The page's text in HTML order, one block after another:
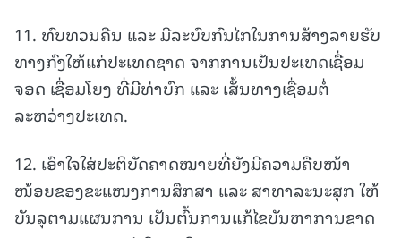
11. ທົບທວນຄືນ ແລະ ມີລະບົບກົນໄກໃນການສ້າງລາຍຮັບ
ທາງກົງໃຫ້ແກ່ປະເທດຊາດ ຈາກການເປັນປະເທດເຊື່ອມ
ຈອດ ເຊື່ອມໂຍງ ທີ່ມີທ່າບົກ ແລະ ເສັ້ນທາງເຊື່ອມຕໍ່
ລະຫວ່າງປະເທດ.
12. ເອົາໃຈໃສ່ປະຕິບັດຄາດໝາຍທີ່ຍັງມີຄວາມຄືບໜ້າ
ໜ້ອຍຂອງຂະແໜງການສຶກສາ ແລະ ສາທາລະນະສຸກ ໃຫ້
ບັນລຸຕາມແຜນການ ເປັນຕົ້ນການແກ້ໄຂບັນຫາການຂາດ